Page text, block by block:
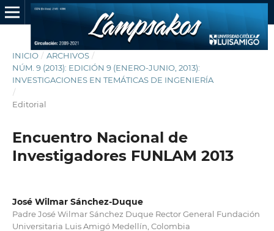
INICIO / ARCHIVOS /
NÚM. 9 (2013): EDICIÓN 9 (ENERO-JUNIO, 2013):
INVESTIGACIONES EN TEMÁTICAS DE INGENIERÍA
/
Editorial
Encuentro Nacional de
Investigadores FUNLAM 2013
José Wilmar Sánchez-Duque
Padre José Wilmar Sánchez Duque Rector General Fundación
Universitaria Luis Amigó Medellín, Colombia